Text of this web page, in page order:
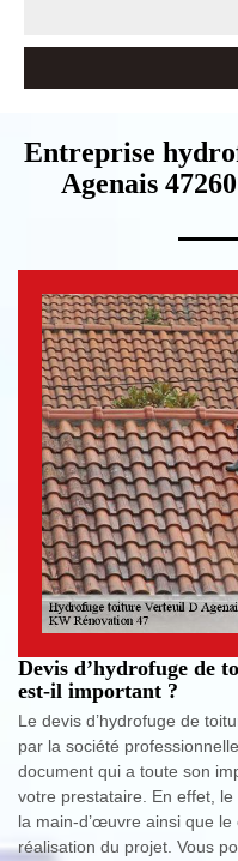
Entreprise
Agenais
Devis d’hydrofuge de
est-il important ?
Le devis d’hydrofuge de
par la société
document qui a toute son
votre prestataire. En effet,
la main-d’œuvre ainsi que
réalisation du projet. Vous